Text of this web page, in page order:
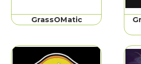
GrassOMatic